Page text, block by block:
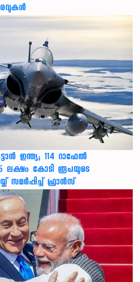
ഇന്ത്യ; 114 റാഫേൽ
ലക്ഷം കോടി രൂപയുടെ
സമർപ്പിച്ച് ഫ്രാൻസ്